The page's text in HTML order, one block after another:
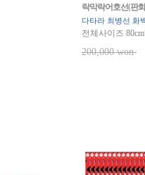
락막락어호선(판
다타라 최병선 화
전체사이즈
200,000 won